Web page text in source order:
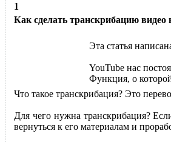
1
Как сделать транскрибацию видео
Эта статья
YouTube нас
Функция, о
Что такое транскрибация? Это
Для чего нужна транскрибация?
вернуться к его материалам и